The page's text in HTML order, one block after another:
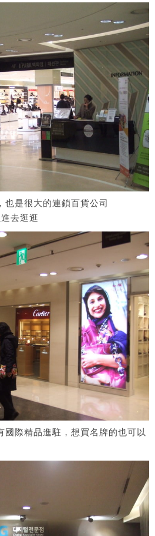
也是很大的連鎖百貨公司
去逛逛
國際精品進駐，想買名牌的也可以